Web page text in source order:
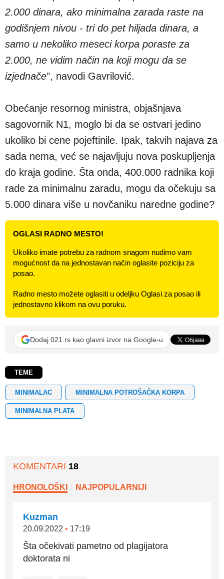
2.000 dinara, ako minimalna zarada raste na
godišnjem nivou - tri do pet hiljada dinara, a
samo u nekoliko meseci korpa poraste za
2.000, ne vidim način na koji mogu da se
izjednače", navodi Gavrilović.
Obećanje resornog ministra, objašnjava
sagovornik N1, moglo bi da se ostvari jedino
ukoliko bi cene pojeftinile. Ipak, takvih najava za
sada nema, već se najavljuju nova poskupljenja
do kraja godine. Šta onda, 400.000 radnika koji
rade za minimalnu zaradu, mogu da očekuju sa
5.000 dinara više u novčaniku naredne godine?
OGLASI RADNO MESTO!
Ukoliko imate potrebu za radnom snagom nudimo vam
mogućnost da na jednostavan način oglasite poziciju za
posao.
Radno mesto možete oglasiti u odeljku Oglasi za posao ili
jednostavno klikom na ovu poruku.
Dodaj 021.rs kao glavni izvor na Google-u
TEME
MINIMALAC MINIMALNA POTROŠAČKA KORPA
MINIMALNA PLATA
KOMENTARI 18
HRONOLOŠKI NAJPOPULARNIJI
Kuzman
20.09.2022 • 17:19
Šta očekivati pametno od plagijatora
doktorata ni